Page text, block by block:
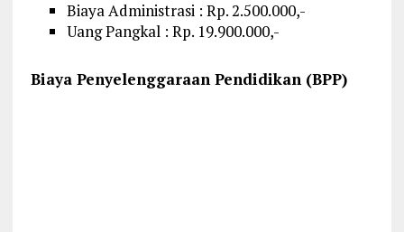
Biaya Administrasi : Rp. 2.500.000,-
Uang Pangkal : Rp. 19.900.000,-
Biaya Penyelenggaraan Pendidikan (BPP)